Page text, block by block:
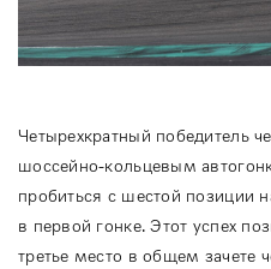
Четырехкратный победитель
шоссейно-кольцевым
пробиться с шестой позиции
в первой гонке. Этот успех
третье место в общем зачете